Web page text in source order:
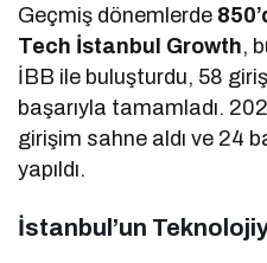
Geçmiş dönemlerde
Tech İstanbul Growth,
İBB ile buluşturdu, 58
başarıyla tamamladı.
girişim sahne aldı ve 24
yapıldı.
İstanbul’un